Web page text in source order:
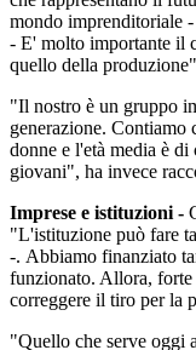
mondo imprenditoriale
- E' molto importante il
quello della
"Il nostro è un gruppo
generazione.
donne e l'età media è
giovani", ha invece
Imprese e istituzioni -
"L'istituzione può fare
-. Abbiamo finanziato
funzionato. Allora, forte
correggere il tiro per la
"Quello che serve oggi